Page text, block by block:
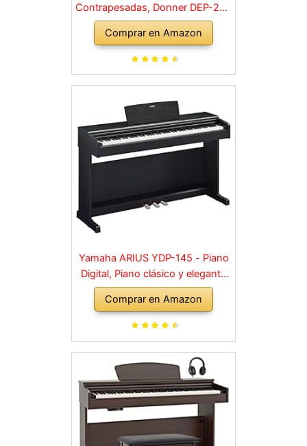
Contrapesadas, Donner DEP-20S
Piano Digital 88 Teclas con
Soporte y 3 Pedal para
Principiante, retro, negro
Comprar en Amazon
Yamaha ARIUS YDP-145 - Piano
Digital, Piano clásico y elegante
para principiantes y aficionados,
para cualquier rincón de la casa,
en negro
Comprar en Amazon